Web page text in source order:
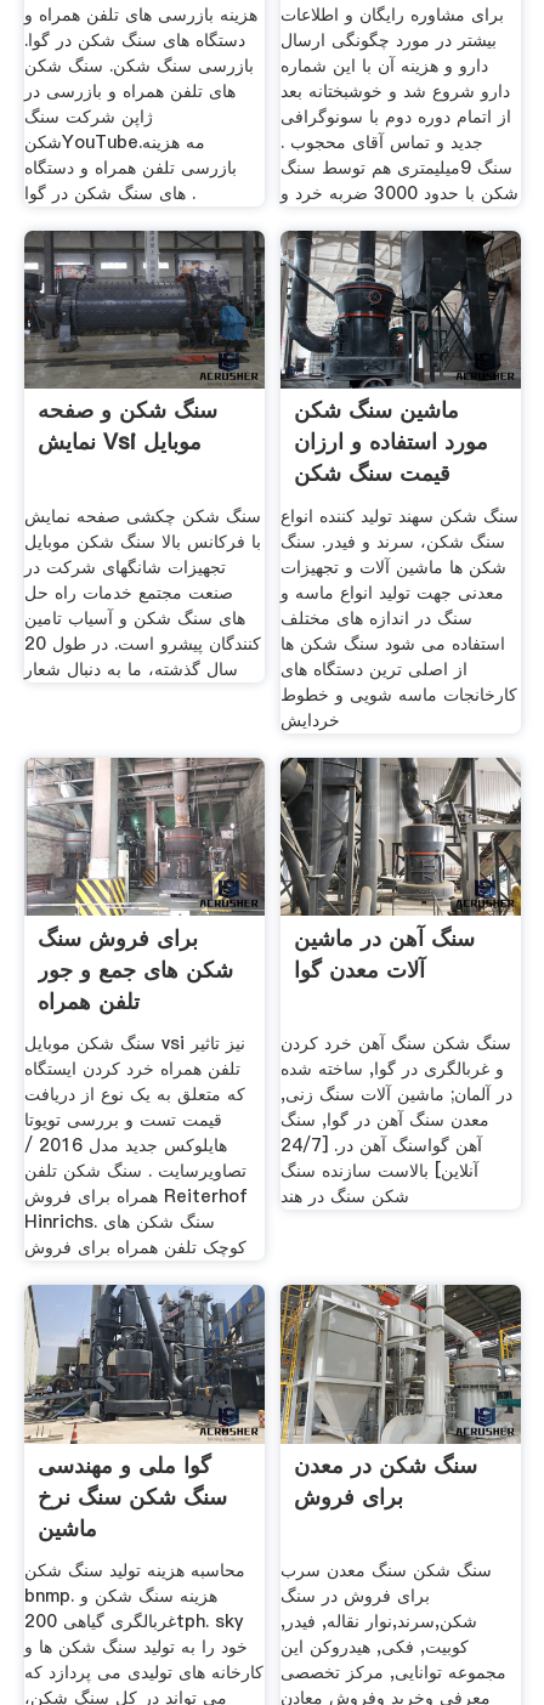
هزینه بازرسی های تلفن همراه و
دستگاه های سنگ شکن در گوا.
بازرسی سنگ شکن. سنگ شکن
های تلفن همراه و بازرسی در
ژاپن شرکت سنگ
شکنYouTube.مه هزینه
بازرسی تلفن همراه و دستگاه
های سنگ شکن در گوا .
برای مشاوره رایگان و اطلاعات
بیشتر در مورد چگونگی ارسال
دارو و هزینه آن با این شماره
دارو شروع شد و خوشبختانه بعد
از اتمام دوره دوم با سونوگرافی
جدید و تماس آقای محجوب .
سنگ 9میلیمتری هم توسط سنگ
شکن با حدود 3000 ضربه خرد و
سنگ شکن و صفحه
نمایش Vsi موبایل
سنگ شکن چکشی صفحه نمایش
با فرکانس بالا سنگ شکن موبایل
تجهیزات شانگهای شرکت در
صنعت مجتمع خدمات راه حل
های سنگ شکن و آسیاب تامین
کنندگان پیشرو است. در طول 20
سال گذشته، ما به دنبال شعار
ماشین سنگ شکن
مورد استفاده و ارزان
قیمت سنگ شکن
سنگ شکن سهند تولید کننده انواع
سنگ شکن، سرند و فیدر. سنگ
شکن ها ماشین آلات و تجهیزات
معدنی جهت تولید انواع ماسه و
سنگ در اندازه های مختلف
استفاده می شود سنگ شکن ها
از اصلی ترین دستگاه های
کارخانجات ماسه شویی و خطوط
خردایش
برای فروش سنگ
شکن های جمع و جور
تلفن همراه
سنگ شکن موبایل vsi نیز تاثیر
تلفن همراه خرد کردن ایستگاه
که متعلق به یک نوع از دریافت
قیمت تست و بررسی تویوتا
هایلوکس جدید مدل 2016 /
تصاویرسایت . سنگ شکن تلفن
همراه برای فروش Reiterhof
Hinrichs. سنگ شکن های
کوچک تلفن همراه برای فروش
سنگ آهن در ماشین
آلات معدن گوا
سنگ شکن سنگ آهن خرد کردن
و غربالگری در گوا, ساخته شده
در آلمان; ماشین آلات سنگ زنی,
معدن سنگ آهن در گوا, سنگ
آهن گواسنگ آهن در. [24/7
آنلاین] بالاست سازنده سنگ
شکن سنگ در هند
گوا ملی و مهندسی
سنگ شکن سنگ نرخ
ماشین
محاسبه هزینه تولید سنگ شکن
bnmp. هزینه سنگ شکن و
غربالگری گیاهی 200tph. sky
خود را به تولید سنگ شکن ها و
کارخانه های تولیدی می پردازد که
می تواند در کل سنگ شکن،
سنگ شکن در معدن
برای فروش
سنگ شکن سنگ معدن سرب
برای فروش در سنگ
شکن,سرند,نوار نقاله, فیدر,
کوبیت, فکی, هیدروکن این
مجموعه توانایی, مرکز تخصصی
معرفی وخرید وفروش معادن